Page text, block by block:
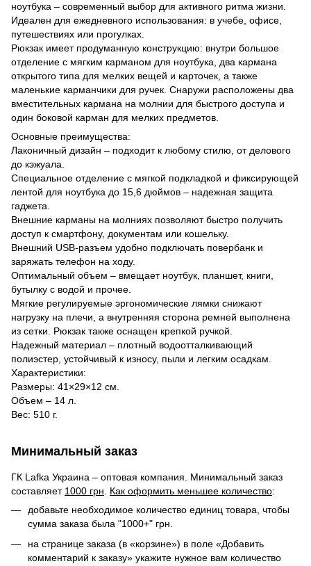
ноутбука – современный выбор для активного ритма жизни.
Идеален для ежедневного использования: в учебе, офисе,
путешествиях или прогулках.
Рюкзак имеет продуманную конструкцию: внутри большое
отделение с мягким карманом для ноутбука, два кармана
открытого типа для мелких вещей и карточек, а также
маленькие карманчики для ручек. Снаружи расположены два
вместительных кармана на молнии для быстрого доступа и
один боковой карман для мелких предметов.
Основные преимущества:
Лаконичный дизайн – подходит к любому стилю, от делового
до кэжуала.
Специальное отделение с мягкой подкладкой и фиксирующей
лентой для ноутбука до 15,6 дюймов – надежная защита
гаджета.
Внешние карманы на молниях позволяют быстро получить
доступ к смартфону, документам или кошельку.
Внешний USB-разъем удобно подключать повербанк и
заряжать телефон на ходу.
Оптимальный объем – вмещает ноутбук, планшет, книги,
бутылку с водой и прочее.
Мягкие регулируемые эргономические лямки снижают
нагрузку на плечи, а внутренняя сторона ремней выполнена
из сетки. Рюкзак также оснащен крепкой ручкой.
Надежный материал – плотный водоотталкивающий
полиэстер, устойчивый к износу, пыли и легким осадкам.
Характеристики:
Размеры: 41×29×12 см.
Объем – 14 л.
Вес: 510 г.
Минимальный заказ
ГК Lafka Украина – оптовая компания. Минимальный заказ
составляет 1000 грн. Как оформить меньшее количество:
добавьте необходимое количество единиц товара, чтобы
сумма заказа была "1000+" грн.
на странице заказа (в «корзине») в поле «Добавить
комментарий к заказу» укажите нужное вам количество